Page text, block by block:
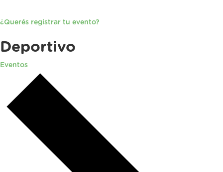
¿Querés registrar tu evento?
Deportivo
Eventos